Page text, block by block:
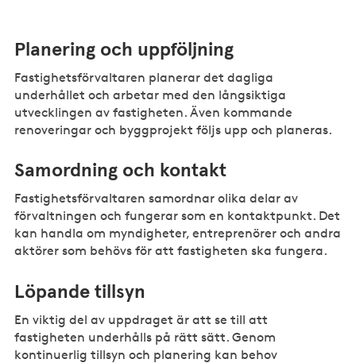
Planering och uppföljning
Fastighetsförvaltaren planerar det dagliga
underhållet och arbetar med den långsiktiga
utvecklingen av fastigheten. Även kommande
renoveringar och byggprojekt följs upp och planeras.
Samordning och kontakt
Fastighetsförvaltaren samordnar olika delar av
förvaltningen och fungerar som en kontaktpunkt. Det
kan handla om myndigheter, entreprenörer och andra
aktörer som behövs för att fastigheten ska fungera.
Löpande tillsyn
En viktig del av uppdraget är att se till att
fastigheten underhålls på rätt sätt. Genom
kontinuerlig tillsyn och planering kan behov